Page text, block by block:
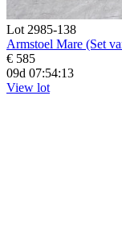
Lot 2985-138
Armstoel Mare (Set
€ 585
09d 07:54:11
View lot